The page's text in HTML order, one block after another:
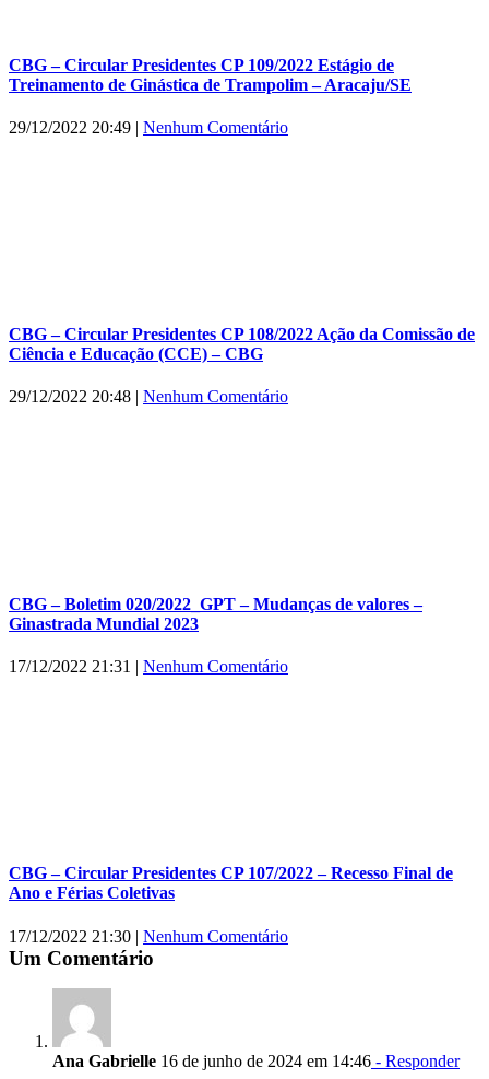
CBG – Circular Presidentes CP 109/2022 Estágio de
Treinamento de Ginástica de Trampolim – Aracaju/SE
29/12/2022 20:49 | Nenhum Comentário
CBG – Circular Presidentes CP 108/2022 Ação da Comissão de
Ciência e Educação (CCE) – CBG
29/12/2022 20:48 Nenhum Comentário
CBG – Boletim 020/2022_GPT – Mudanças de valores –
Ginastrada Mundial 2023
17/12/2022 21:31 | Nenhum Comentário
CBG – Circular Presidentes CP 107/2022 – Recesso Final de
Ano e Férias Coletivas
17/12/2022 21:30 | Nenhum Comentário
Um Comentário
Ana Gabrielle 16 de junho de 2024 em 14:46 - Responder